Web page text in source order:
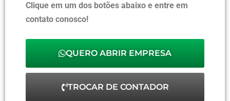
Clique em um dos botões abaixo e entre em
contato conosco!
QUERO ABRIR EMPRESA
TROCAR DE CONTADOR